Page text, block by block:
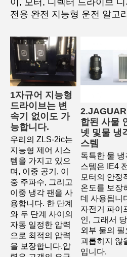
전용 완전 지능형 운전 알고
1자규어 지능형
드라이브는 변
속기 없이도 가
능합니다.
우리의 ZLS-2ic는
지능형 제어 시스
템을 가지고 있으
며, 이중 공기, 이
중 주파수, 그리고
이중 냉각 팬을 사
용합니다. 한 단계
와 두 단계 사이의
자동 일정한 압력
으로 최적의 압력
을 보장합니다.압
합된 사물
넷 및물 냉
스템
독특한 물 냉
스템은 IE4
모터의 안정
온도를 보장
데 사용됩니
자전거 파이
인, 그래서
외부 물의 필
괴롭히지 않
입니다.